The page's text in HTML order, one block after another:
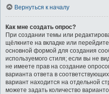
Вернуться к началу
Как мне создать опрос?
При создании темы или
щёлкните на вкладке или
основной формой для создания
используемого стиля; если вы не
не имеете прав на создание
варианта ответа в
вариант находится на отдельной
можете задать количество